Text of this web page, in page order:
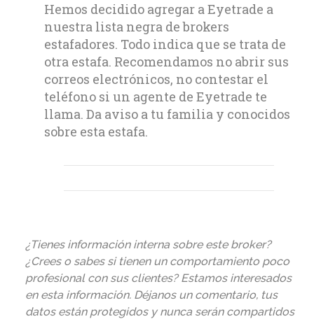
Hemos decidido agregar a Eyetrade a
nuestra lista negra de brokers
estafadores. Todo indica que se trata de
otra estafa. Recomendamos no abrir sus
correos electrónicos, no contestar el
teléfono si un agente de Eyetrade te
llama. Da aviso a tu familia y conocidos
sobre esta estafa.
¿Tienes información interna sobre este broker?
¿Crees o sabes si tienen un comportamiento poco
profesional con sus clientes? Estamos interesados
en esta información. Déjanos un comentario, tus
datos están protegidos y nunca serán compartidos